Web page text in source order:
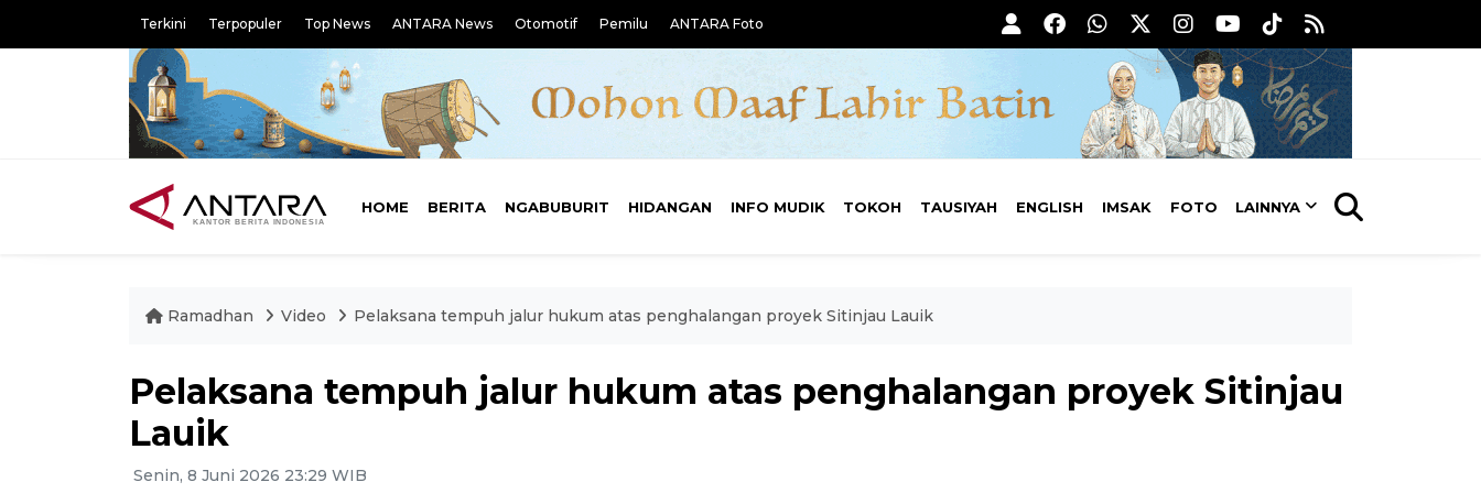
Terkini Terpopuler Top News ANTARA News Otomotif Pemilu ANTARA Foto
HOME BERITA NGABUBURIT HIDANGAN INFO MUDIK TOKOH TAUSIYAH ENGLISH IMSAK FOTO LAINNYA
Ramadhan Video Pelaksana tempuh jalur hukum atas penghalangan proyek Sitinjau Lauik
Pelaksana tempuh jalur hukum atas penghalangan proyek Sitinjau
Lauik
Senin, 8 Juni 2026 23:29 WIB